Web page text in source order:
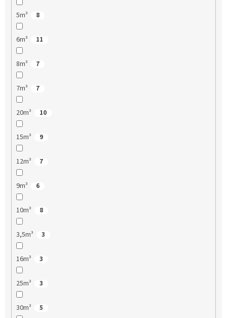
5m³ 8
6m³ 11
8m³ 7
7m³ 7
20m³ 10
15m³ 9
12m³ 7
9m³ 6
10m³ 8
3,5m³ 3
16m³ 3
25m³ 3
30m³ 5